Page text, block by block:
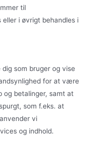
til
eller i øvrigt behandles i
som bruger og vise
for at være
og betalinger, samt at
som f.eks. at
vi
og indhold.